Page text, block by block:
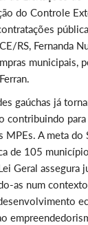
do Controle
RS, Fernanda
municipais,
gaúchas já
contribuindo para
A meta do
de 105
Geral assegura
as num